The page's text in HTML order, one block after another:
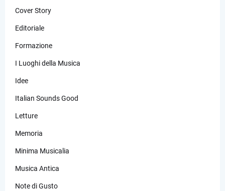
Cover Story
Editoriale
Formazione
I Luoghi della Musica
Idee
Italian Sounds Good
Letture
Memoria
Minima Musicalia
Musica Antica
Note di Gusto